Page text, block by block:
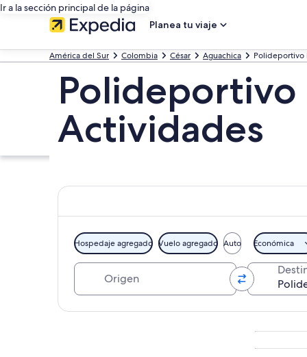
Ir a la sección principal de la página
Planea tu viaje
América del Sur Colombia César Aguachica Polideportivo
Polideportivo
Actividades
Hospedaje agregado Vuelo agregado Auto Económica